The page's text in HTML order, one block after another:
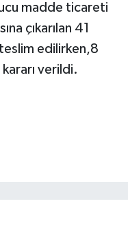
madde ticareti
çıkarılan 41
edilirken,8
verildi.